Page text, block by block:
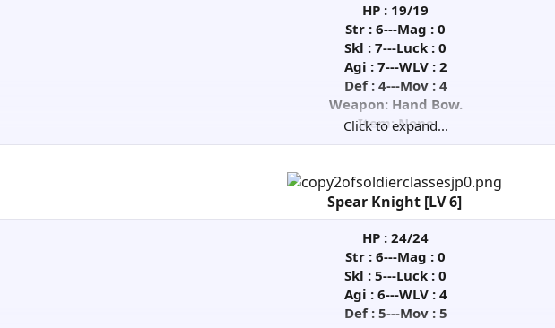
HP : 19/19
Str : 6---Mag : 0
Skl : 7---Luck : 0
Agi : 7---WLV : 2
Def : 4---Mov : 4
Weapon: Hand Bow.
Item: None
Skill: None​
Click to expand...
Spear Knight [LV 6]
HP : 24/24
Str : 6---Mag : 0
Skl : 5---Luck : 0
Agi : 6---WLV : 4
Def : 5---Mov : 5